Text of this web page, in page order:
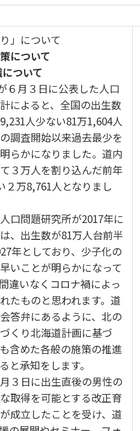
」について
について
ついて
月３日に公表した人口
によると、全国の出生数
人少ない81万1,604人
調査開始以来過去最少を
らかになりました。道内
３万人を割り込んだ前年
２万8,761人となりまし
口問題研究所が2017年に
、出生数が81万人台前半
年としており、少子化の
いことが明らかになって
違いなくコロナ禍によっ
たものと思われます。道
答弁にあるように、北の
くり北海道計画に基づ
含めた各般の施策の推進
と承知をします。
３日に出生直後の男性の
取得を可能とする改正育
成立したことを受け、道